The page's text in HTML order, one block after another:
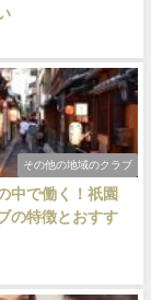
その他の地域のクラブ
中で働く！祇園
の特徴とおすす